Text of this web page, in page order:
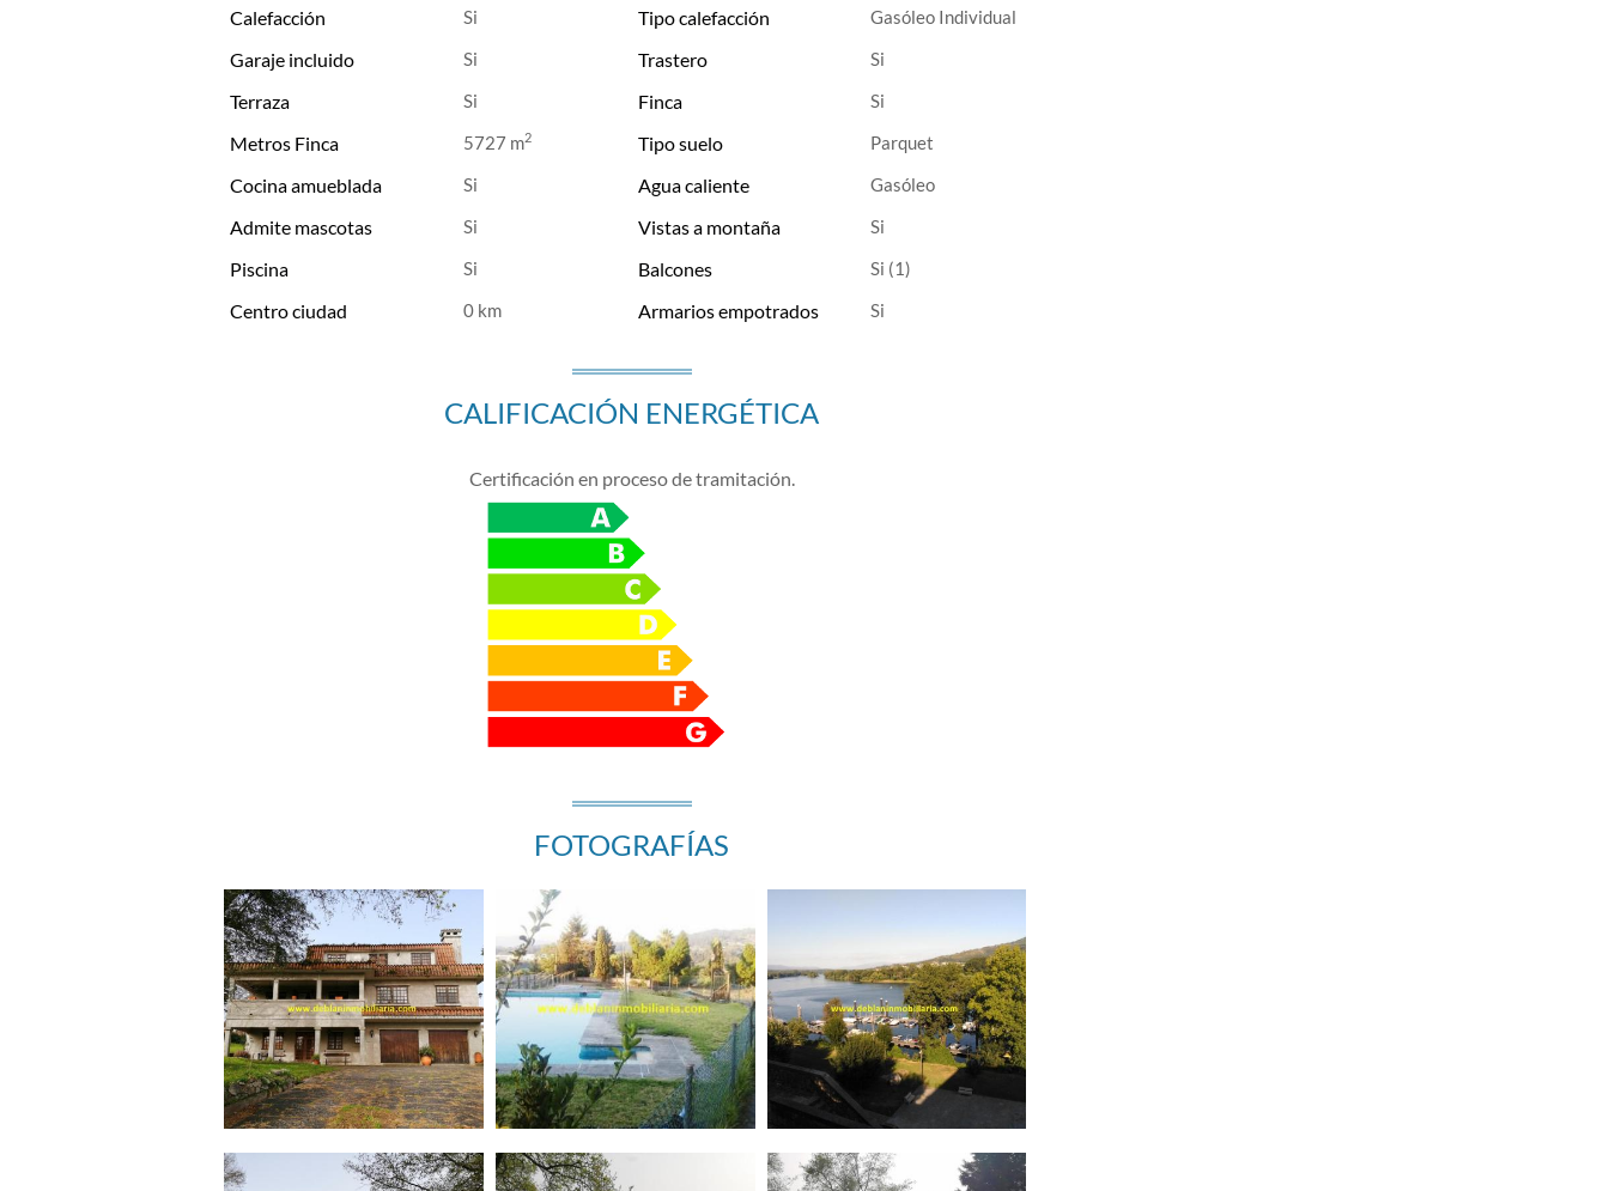
Calefacción
Tipo calefacción Gasóleo Individual
Garaje incluido
Trastero
Terraza
Finca
Metros Finca
5727 m2 Tipo suelo Parquet
Cocina amueblada Agua caliente Gasóleo
Admite mascotas
Vistas a montaña
Piscina
Balcones (1)
Centro ciudad 0 km Armarios empotrados
CALIFICACIÓN ENERGÉTICA
Certificación en proceso de tramitación.
FOTOGRAFÍAS